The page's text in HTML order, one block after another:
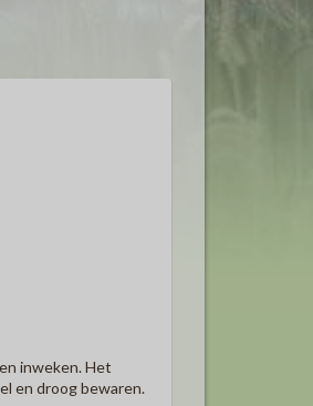
inweken. Het
en droog bewaren.